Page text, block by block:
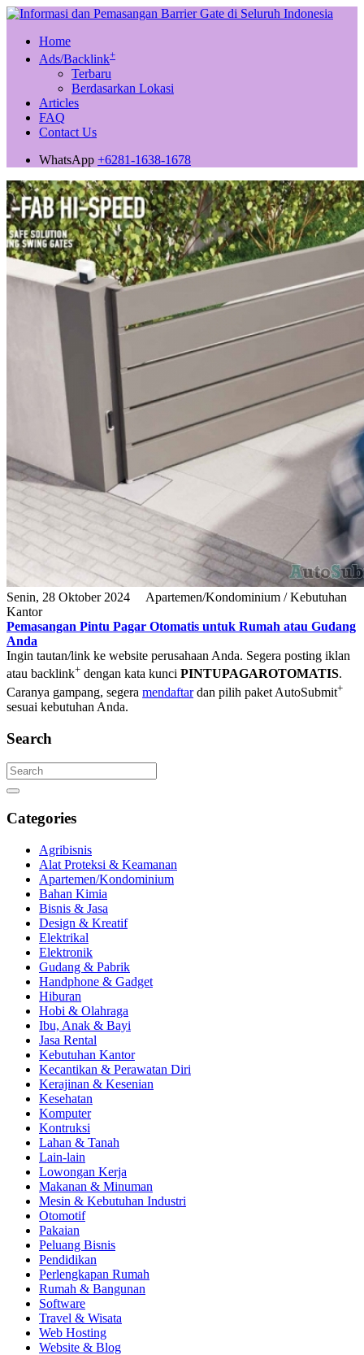
Home
Ads/Backlink+
Terbaru
Berdasarkan Lokasi
Articles
FAQ
Contact Us
WhatsApp +6281-1638-1678
Senin, 28 Oktober 2024 Apartemen/Kondominium / Kebutuhan
Kantor
Pemasangan Pintu Pagar Otomatis untuk Rumah atau Gudang
Anda
Ingin tautan/link ke website perusahaan Anda. Segera posting iklan
atau backlink+ dengan kata kunci PINTUPAGAROTOMATIS.
Caranya gampang, segera mendaftardan pilih paket AutoSubmit+
sesuai kebutuhan Anda.
Search
Categories
Agribisnis
Alat Proteksi & Keamanan
Apartemen/Kondominium
Bahan Kimia
Bisnis & Jasa
Design & Kreatif
Elektrikal
Elektronik
Gudang & Pabrik
Handphone & Gadget
Hiburan
Hobi & Olahraga
Ibu, Anak & Bayi
Jasa Rental
Kebutuhan Kantor
Kecantikan & Perawatan Diri
Kerajinan & Kesenian
Kesehatan
Komputer
Kontruksi
Lahan & Tanah
Lain-lain
Lowongan Kerja
Makanan & Minuman
Mesin & Kebutuhan Industri
Otomotif
Pakaian
Peluang Bisnis
Pendidikan
Perlengkapan Rumah
Rumah & Bangunan
Software
Travel & Wisata
Web Hosting
Website & Blog